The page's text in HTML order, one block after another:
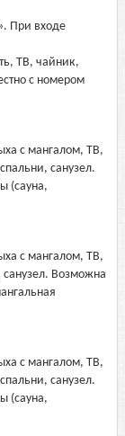
При входе
ТВ, чайник,
с номером
с мангалом, ТВ,
санузел.
(сауна,
с мангалом, ТВ,
санузел. Возможна
с мангалом, ТВ,
санузел.
(сауна,